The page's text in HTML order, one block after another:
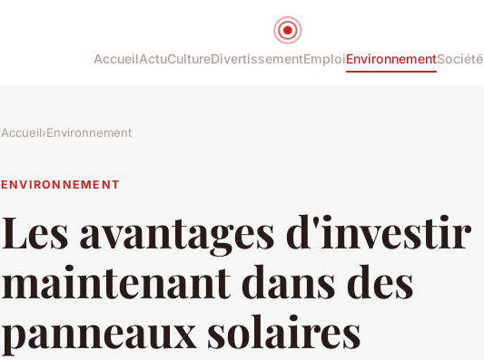
AccueilActuCultureDivertissementEmploiEnvironnementSociété
Accueil›Environnement
ENVIRONNEMENT
Les avantages d'investir
maintenant dans des
panneaux solaires